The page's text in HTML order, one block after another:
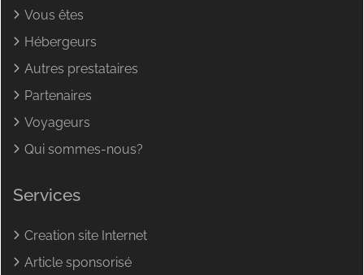
Vous êtes
Hébergeurs
Autres prestataires
Partenaires
Voyageurs
Qui sommes-nous?
Services
Creation site Internet
Article sponsorisé